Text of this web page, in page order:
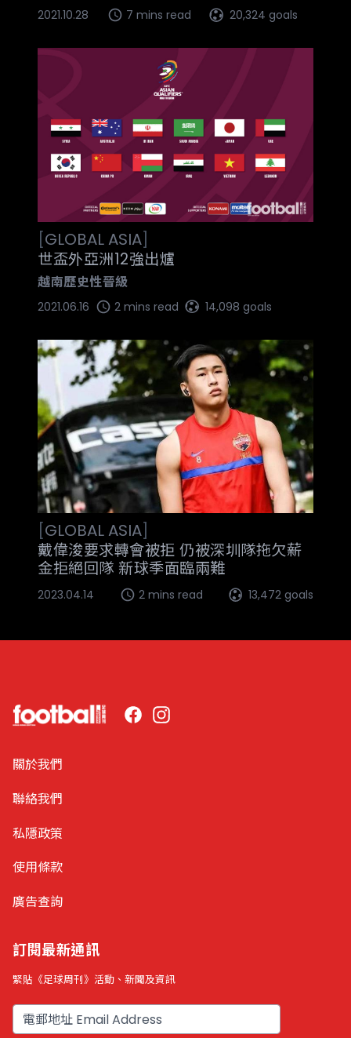
2021.10.28 7 mins read 20,324 goals
[GLOBAL ASIA]
世盃外亞洲12強出爐
越南歷史性晉級
2021.06.16 2 mins read 14,098 goals
[GLOBAL ASIA]
戴偉浚要求轉會被拒 仍被深圳隊拖欠薪
金拒絕回隊 新球季面臨兩難
2023.04.14 2 mins read 13,472 goals
FacebookInstagram
關於我們
聯絡我們
私隱政策
使用條款
廣告查詢
訂閱最新通訊
緊貼《足球周刊》活動、新聞及資訊
電郵